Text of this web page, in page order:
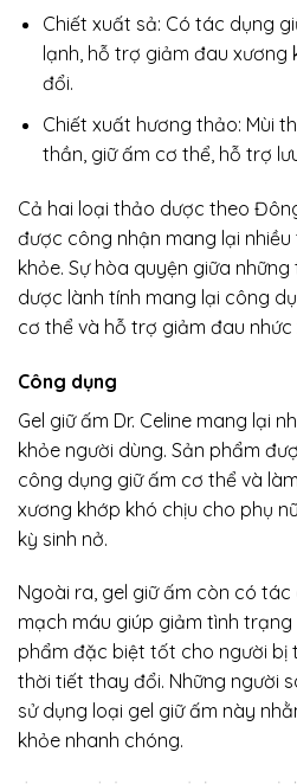
Chiết xuất sả: Có tác dụng
lạnh, hỗ trợ giảm đau xương
đổi.
Chiết xuất hương thảo: Mùi
thần, giữ ấm cơ thể, hỗ trợ
Cả hai loại thảo dược theo
được công nhận mang lại
khỏe. Sự hòa quyện giữa
dược lành tính mang lại công
cơ thể và hỗ trợ giảm đau nhức
Công dụng
Gel giữ ấm Dr. Celine mang lại
khỏe người dùng. Sản phẩm
công dụng giữ ấm cơ thể và
xương khớp khó chịu cho phụ
kỳ sinh nở.
Ngoài ra, gel giữ ấm còn có
mạch máu giúp giảm tình trạng
phẩm đặc biệt tốt cho người bị
thời tiết thay đổi. Những người
sử dụng loại gel giữ ấm này
khỏe nhanh chóng.